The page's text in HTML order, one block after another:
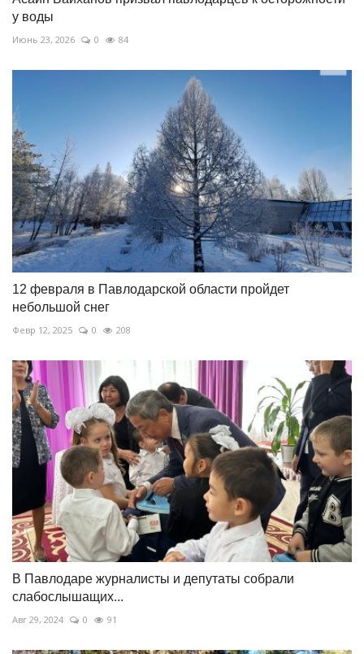
у воды
Июнь 23, 2026 0 84
12 февраля в Павлодарской области пройдет
небольшой снег
Февр 12, 2025 0 208
В Павлодаре журналисты и депутаты собрали
слабослышащих...
Авг 29, 2024 0 91